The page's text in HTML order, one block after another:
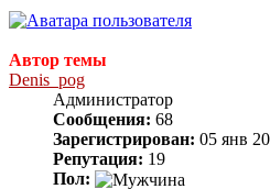
Автор темы
Denis_pog
Администратор
Сообщения: 68
Зарегистрирован: 05 янв
Репутация: 19
Пол: